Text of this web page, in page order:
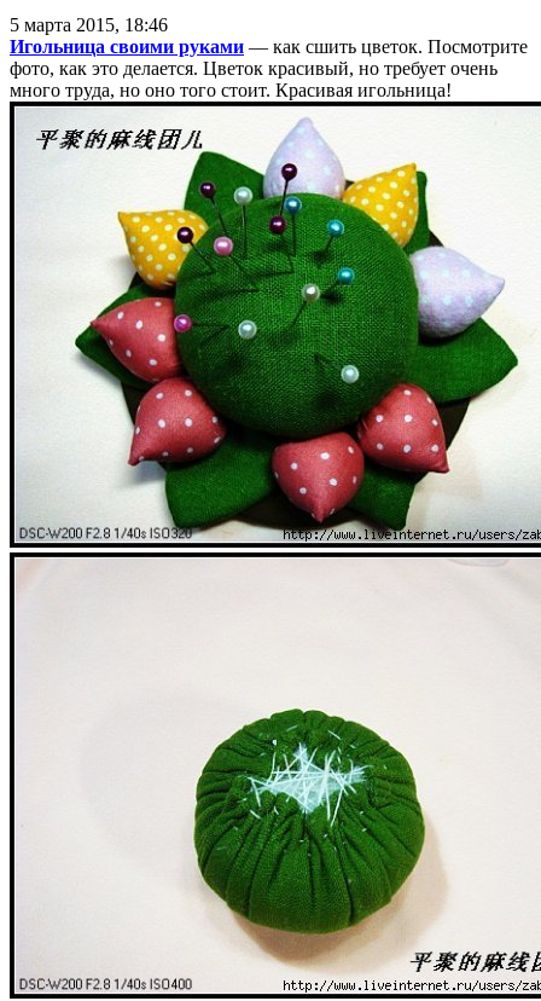
5 марта 2015, 18:46
Игольница своими руками — как сшить цветок. Посмотрите
фото, как это делается. Цветок красивый, но требует очень
много труда, но оно того стоит. Красивая игольница!